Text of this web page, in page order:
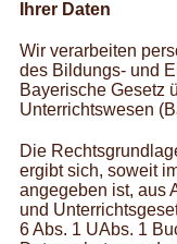
Ihrer Daten
Wir verarbeiten
des Bildungs- und
Bayerische Gesetz
Unterrichtswesen
Die
ergibt sich, soweit
angegeben ist, aus
und
6 Abs. 1 UAbs. 1